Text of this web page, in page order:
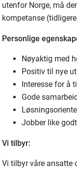
utenfor Norge, må
kompetanse
Personlige
Nøyaktig med
Positiv til nye
Interesse for å
Gode
Jobber like
Vi tilbyr:
Vi tilbyr våre ansatte